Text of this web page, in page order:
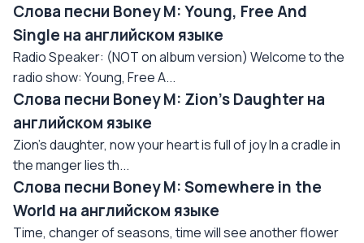
Слова песни Boney M: Young, Free And
Single на английском языке
Radio Speaker: (NOT on album version) Welcome to the
radio show: Young, Free A...
Слова песни Boney M: Zion's Daughter на
английском языке
Zion's daughter, now your heart is full of joy In a cradle in
the manger lies th...
Слова песни Boney M: Somewhere in the
World на английском языке
Time, changer of seasons, time will see another flower